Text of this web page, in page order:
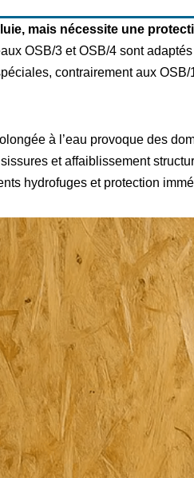
mais nécessite une
OSB/3 et OSB/4 sont adaptés
contrairement aux
à l’eau provoque des
et affaiblissement
hydrofuges et protection